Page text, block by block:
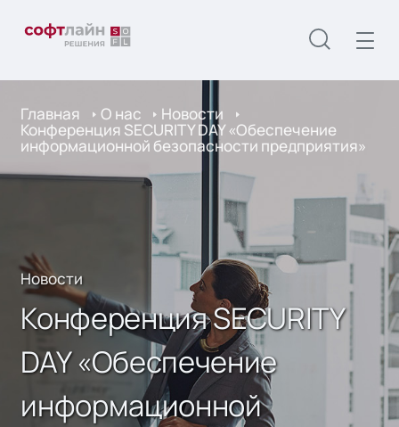
Главная О нас Новости
Конференция SECURITY DAY «Обеспечение
информационной безопасности предприятия»
Новости
Конференция SECURITY
DAY «Обеспечение
информационной